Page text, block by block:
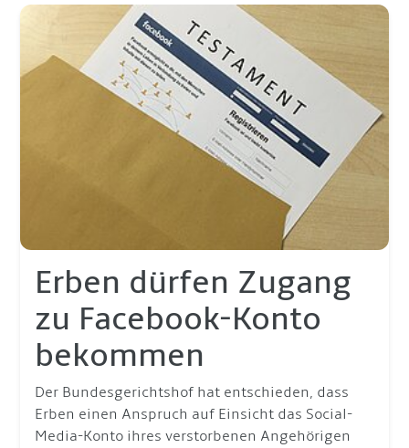
Erben dürfen Zugang
zu Facebook-Konto
bekommen
Der Bundesgerichtshof hat entschieden, dass
Erben einen Anspruch auf Einsicht das Social-
Media-Konto ihres verstorbenen Angehörigen